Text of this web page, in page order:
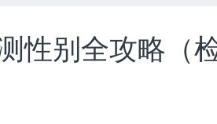
性别全攻略（